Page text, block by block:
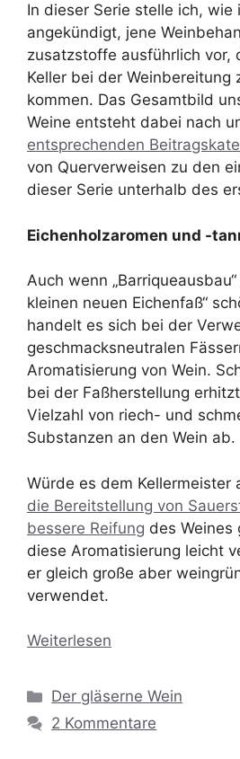
In dieser Serie stelle ich, wie
angekündigt, jene
zusatzstoffe ausführlich vor,
Keller bei der Weinbereitung
kommen. Das Gesamtbild
Weine entsteht dabei nach
entsprechenden
von Querverweisen zu den
dieser Serie unterhalb des
Eichenholzaromen und -
Auch wenn
kleinen neuen Eichenfaß“
handelt es sich bei der
geschmacksneutralen
Aromatisierung von Wein.
bei der Faßherstellung
Vielzahl von riech- und
Substanzen an den Wein ab.
Würde es dem Kellermeister
die Bereitstellung von
bessere Reifung des Weines
diese Aromatisierung leicht
er gleich große aber
verwendet.
Weiterlesen
Kategorien
Der gläserne Wein
2 Kommentare